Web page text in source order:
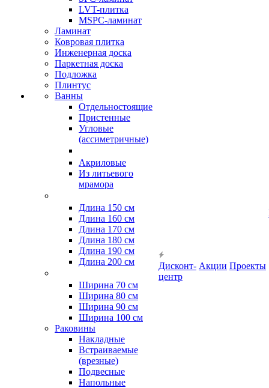
LVT-плитка
MSPC-ламинат
Ламинат
Ковровая плитка
Инженерная доска
Паркетная доска
Подложка
Плинтус
Ванны
Отдельностоящие
Пристенные
Угловые
(ассиметричные)
Акриловые
Из литьевого
мрамора
Длина 150 см
Длина 160 см
Длина 170 см
Длина 180 см
Длина 190 см
Длина 200 см
Ширина 70 см
Ширина 80 см
Ширина 90 см
Ширина 100 см
Раковины
Накладные
Встраиваемые
(врезные)
Подвесные
Напольные
Дисконт-
центр
Акции Проекты